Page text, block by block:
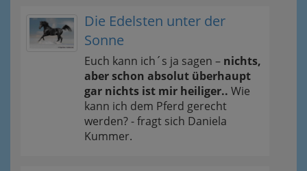
Die Edelsten unter der
Sonne
Euch kann ich´s ja sagen – nichts,
aber schon absolut überhaupt
gar nichts ist mir heiliger.. Wie
kann ich dem Pferd gerecht
werden? - fragt sich Daniela
Kummer.